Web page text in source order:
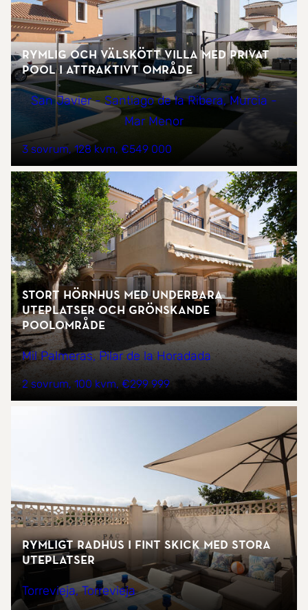
Rymlig och välskött villa med privat
pool i attraktivt område
San Javier - Santiago de la Ribera, Murcia -
Mar Menor
3 sovrum 128 kvm €549 000
Stort hörnhus med underbara
uteplatser och grönskande
poolområde
Mil Palmeras, Pilar de la Horadada
2 sovrum 100 kvm €299 999
Rymligt radhus i fint skick med stora
uteplatser
Torrevieja, Torrevieja